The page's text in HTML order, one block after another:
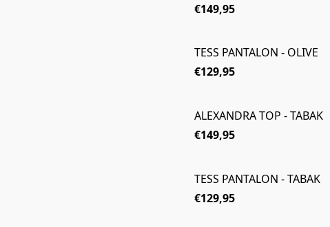
€149,95
TESS PANTALON - OLIVE
€129,95
ALEXANDRA TOP - TABAK
€149,95
TESS PANTALON - TABAK
€129,95